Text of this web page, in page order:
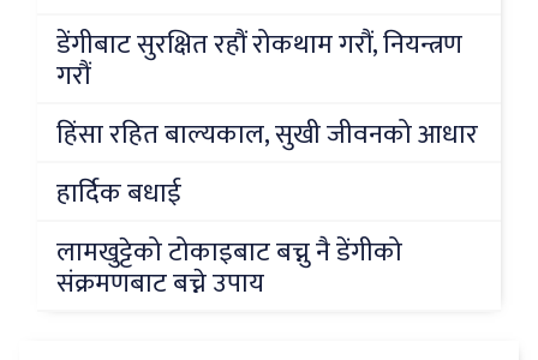
डेंगीबाट सुरक्षित रहौं रोकथाम गरौं, नियन्त्रण
गरौं
हिंसा रहित बाल्यकाल, सुखी जीवनको आधार
हार्दिक बधाई
लामखुट्टेको टोकाइबाट बच्नु नै डेंगीको
संक्रमणबाट बच्ने उपाय